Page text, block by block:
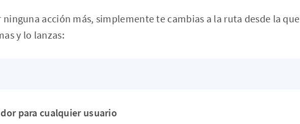
acción más, simplemente te cambias a la ruta desde la que
y lo lanzas:
para cualquier usuario